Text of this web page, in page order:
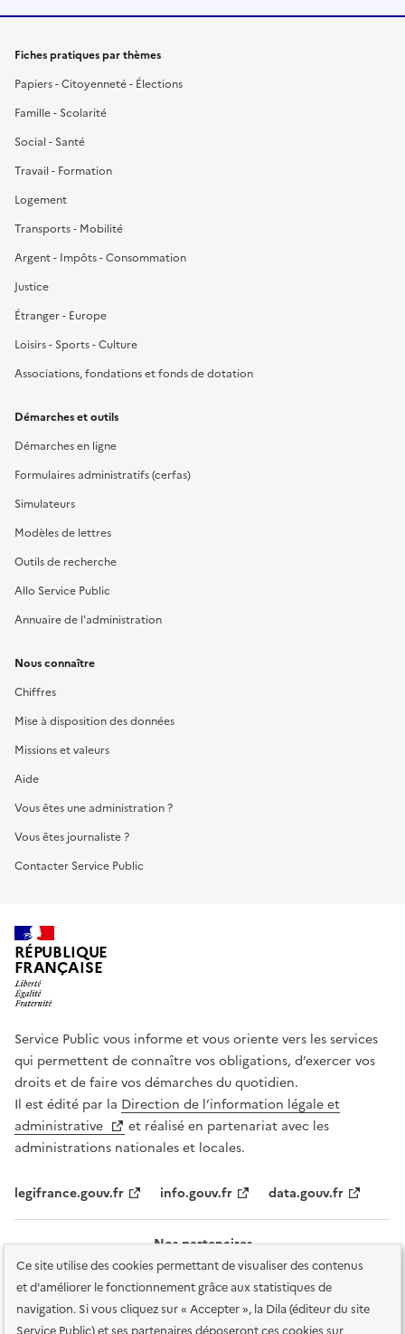
Ce site utilise des cookies permettant de visualiser des contenus
et d'améliorer le fonctionnement grâce aux statistiques de
navigation. Si vous cliquez sur « Accepter », la Dila (éditeur du site
Fiches pratiques par thèmes
Papiers - Citoyenneté - Élections
Famille - Scolarité
Social - Santé
Travail - Formation
Logement
Transports - Mobilité
Argent - Impôts - Consommation
Justice
Étranger - Europe
Loisirs - Sports - Culture
Associations, fondations et fonds de dotation
Démarches et outils
Démarches en ligne
Formulaires administratifs (cerfas)
Simulateurs
Modèles de lettres
Outils de recherche
Allo Service Public
Annuaire de l'administration
Nous connaître
Chiffres
Mise à disposition des données
Missions et valeurs
Aide
Vous êtes une administration ?
Vous êtes journaliste ?
Contacter Service Public
RÉPUBLIQUE
FRANÇAISE
Service Public vous informe et vous oriente vers les services
qui permettent de connaître vos obligations, d’exercer vos
droits et de faire vos démarches du quotidien.
Il est édité par la Direction de l’information légale et
administrative
et réalisé en partenariat avec les
administrations nationales et locales.
legifrance.gouv.fr info.gouv.fr data.gouv.fr
Nos partenaires